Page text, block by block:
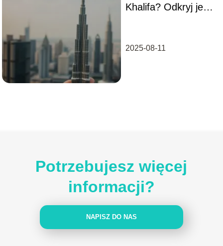
Khalifa? Odkryj jego
2025-08-11
Potrzebujesz więcej
informacji?
NAPISZ DO NAS